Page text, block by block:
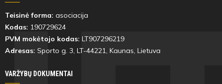
Teisinė forma: asociacija
Kodas: 190729624
PVM mokėtojo kodas: LT907296219
Adresas: Sporto g. 3, LT-44221, Kaunas, Lietuva
VARŽYBŲ DOKUMENTAI